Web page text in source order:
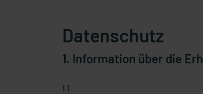
Datenschutz
1. Information über die
1.1